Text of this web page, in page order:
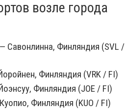
возле города
— Савонлинна, Финляндия (SVL /
Финляндия (VRK / FI)
Финляндия (JOE / FI)
Финляндия (KUO / FI)